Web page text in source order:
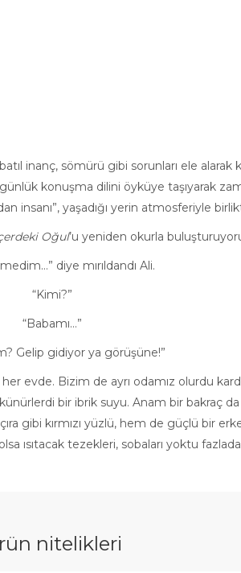
inanç, sömürü gibi sorunları ele
konuşma dilini öyküye taşıyarak
insanı”, yaşadığı yerin atmosferiyle
Oğul’u yeniden okurla
diye mırıldandı Ali.
“Kimi?”
“Babamı…”
Gelip gidiyor ya görüşüne!”
evde. Bizim de ayrı odamız olurdu
bir ibrik suyu. Anam bir bakraç da
gibi kırmızı yüzlü, hem de güçlü bir
ısıtacak tezekleri, sobaları yoktu
nitelikleri